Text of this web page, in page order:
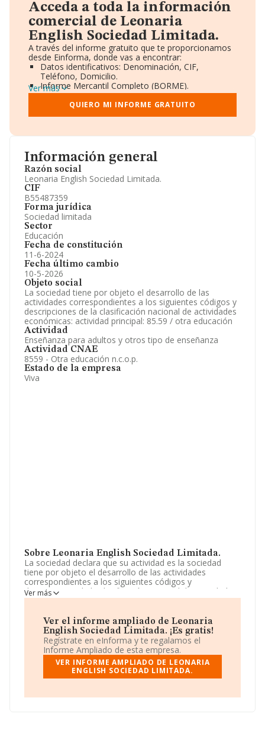
Información general
Razón social
Leonaria English Sociedad Limitada.
CIF
B55487359
Forma jurídica
Sociedad limitada
Sector
Educación
Fecha de constitución
11-6-2024
Fecha último cambio
10-5-2026
Objeto social
La sociedad tiene por objeto el desarrollo de las
actividades correspondientes a los siguientes códigos y
descripciones de la clasificación nacional de actividades
económicas: actividad principal: 85.59 / otra educación
Actividad
Enseñanza para adultos y otros tipo de enseñanza
Actividad CNAE
8559 - Otra educación n.c.o.p.
Estado de la empresa
Viva
Sobre Leonaria English Sociedad Limitada.
La sociedad declara que su actividad es la sociedad
tiene por objeto el desarrollo de las actividades
correspondientes a los siguientes códigos y
descripciones de la clasificación nacional de actividades
económicas: actividad principal: 85.59 / otra educación.
como Sociedad Limitada. Tiene CNAE: 8559 - 'Otra
educación n.c.o.p.'. La compañía no tiene actividad en
mercados exteriores.
Su correo esmike@eli.es.
La empresaLeonaria English Sociedad Limitada
Monreal núm. 11, (41013), Sevilla, Andalucía.
Ver más
Ver el informe ampliado de Leonaria
English Sociedad Limitada. ¡Es gratis!
Regístrate en eInforma y te regalamos el
Informe Ampliado de esta empresa.
VER INFORME AMPLIADO DE LEONARIA
ENGLISH SOCIEDAD LIMITADA.
Acceda a toda la información
comercial de Leonaria
English Sociedad Limitada.
A través del informe gratuito que te proporcionamos
desde Einforma, donde vas a encontrar:
Datos identificativos: Denominación, CIF,
Teléfono, Domicilio.
Informe Mercantil Completo (BORME).
Gráficos de Evolución Ventas y Empleados.
Consejo de Administración y Administradores.
Directivos y Ejecutivos.
Información oficial y registral complementaria.
Ver más
QUIERO MI INFORME GRATUITO